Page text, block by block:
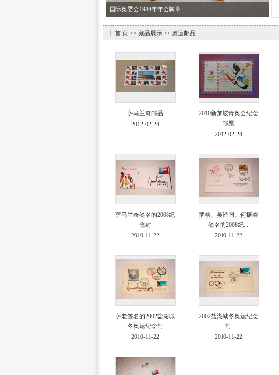
2008年北京奥运会火炬
┣ 首 页 >> 藏品展示 >> 奥运邮品
萨马兰奇邮品
2012-02-24
2010新加坡青奥会纪念
邮票
2012-02-24
萨马兰奇签名的2008纪
念封
2010-11-22
罗格、吴经国、何振梁
签名的2008纪...
2010-11-22
萨老签名的2002盐湖城
冬奥运纪念封
2010-11-22
2002盐湖城冬奥运纪念
封
2010-11-22